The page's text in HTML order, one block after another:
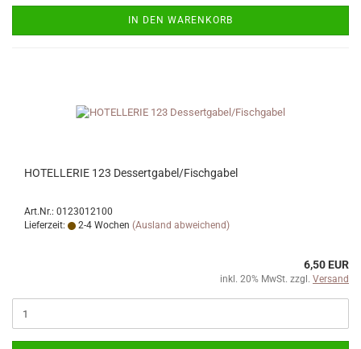
IN DEN WARENKORB
HOTELLERIE 123 Dessertgabel/Fischgabel
Art.Nr.: 0123012100
Lieferzeit:
2-4 Wochen (Ausland abweichend)
6,50 EUR
inkl. 20% MwSt. zzgl. Versand